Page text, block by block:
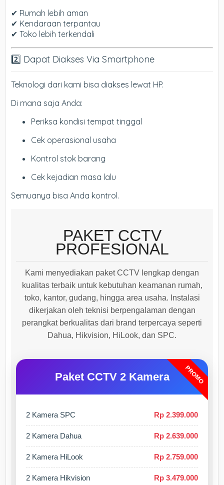
✔ Rumah lebih aman
✔ Kendaraan terpantau
✔ Toko lebih terkendali
2️⃣ Dapat Diakses Via Smartphone
Teknologi dari kami bisa diakses lewat HP.
Di mana saja Anda:
Periksa kondisi tempat tinggal
Cek operasional usaha
Kontrol stok barang
Cek kejadian masa lalu
Semuanya bisa Anda kontrol.
PAKET CCTV
PROFESIONAL
Kami menyediakan paket CCTV lengkap dengan
kualitas terbaik untuk kebutuhan keamanan rumah,
toko, kantor, gudang, hingga area usaha. Instalasi
dikerjakan oleh teknisi berpengalaman dengan
perangkat berkualitas dari brand terpercaya seperti
Dahua, Hikvision, HiLook, dan SPC.
PROMO
Paket CCTV 2 Kamera
2 Kamera SPC Rp 2.399.000
2 Kamera Dahua Rp 2.639.000
2 Kamera HiLook Rp 2.759.000
2 Kamera Hikvision Rp 3.479.000